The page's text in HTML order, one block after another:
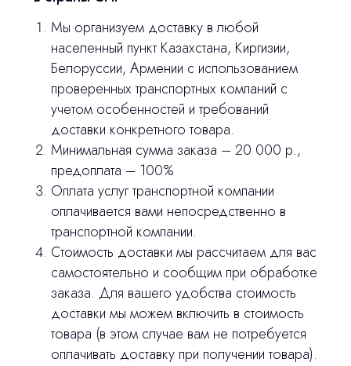
Мы организуем доставку в любой
населенный пункт Казахстана, Киргизии,
Белоруссии, Армении с использованием
проверенных транспортных компаний с
учетом особенностей и требований
доставки конкретного товара.
Минимальная сумма заказа – 20 000 р.,
предоплата – 100%
Оплата услуг транспортной компании
оплачивается вами непосредственно в
транспортной компании.
Стоимость доставки мы рассчитаем для вас
самостоятельно и сообщим при обработке
заказа. Для вашего удобства стоимость
доставки мы можем включить в стоимость
товара (в этом случае вам не потребуется
оплачивать доставку при получении товара).
сделано
3D печать
Лицензирование
Изготовление хирургических шаблонов
Политика конфиденциальности
stasicus